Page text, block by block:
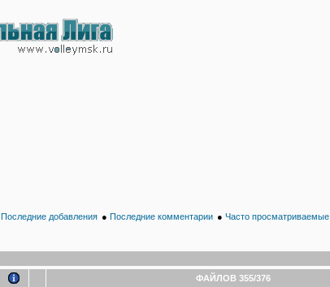
Последние добавления ● Последние комментарии ● Часто просматриваемые
ФАЙЛОВ 355/376